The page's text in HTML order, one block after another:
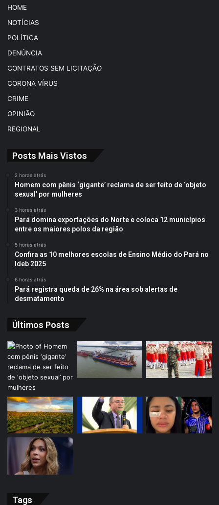
HOME
NOTÍCIAS
POLÍTICA
DENÚNCIA
CONTRATOS SEM LICITAÇÃO
CORONA VÍRUS
CRIME
OPINIÃO
REGIONAL
Posts Mais Vistos
2 horas atrás
Homem com pênis ‘gigante’ reclama de ser feito de ‘objeto
sexual’ por mulheres
3 horas atrás
Pará domina exportações do Norte e coloca 12 municípios
entre os maiores polos da região
5 horas atrás
Confira as 10 melhores escolas de Ensino Médio do Pará no
Ideb 2025
6 horas atrás
Pará registra queda de 26% na área sob alertas de
desmatamento
Últimos Posts
Tags